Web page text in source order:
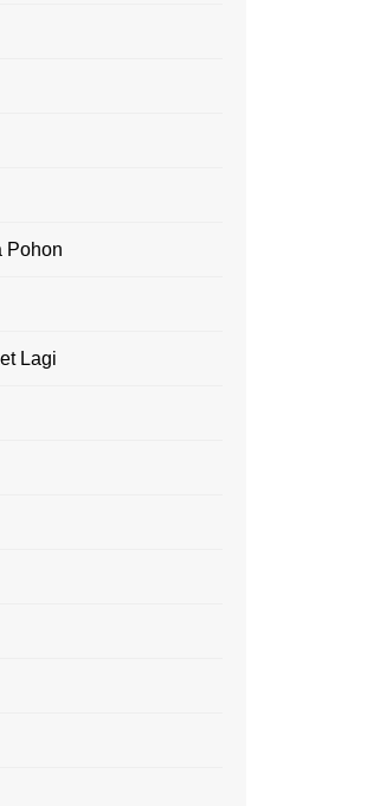
Pohon
Lagi